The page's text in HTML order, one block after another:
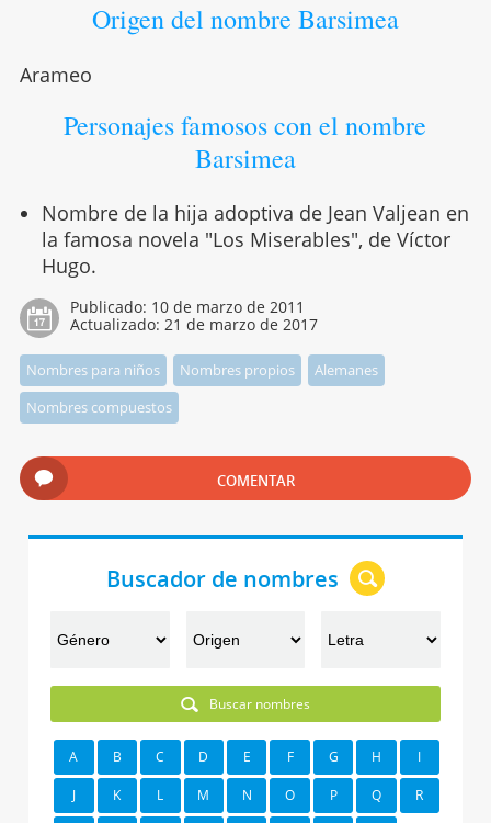
Origen del nombre Barsimea
Arameo
Personajes famosos con el nombre
Barsimea
Nombre de la hija adoptiva de Jean Valjean en
la famosa novela "Los Miserables", de Víctor
Hugo.
Publicado: 10 de marzo de 2011
Actualizado: 21 de marzo de 2017
Nombres para niños Nombres propios
Alemanes
Nombres compuestos
COMENTAR
Buscador de nombres
Buscar nombres
A B C D E F G H I
J K L M N O P Q R